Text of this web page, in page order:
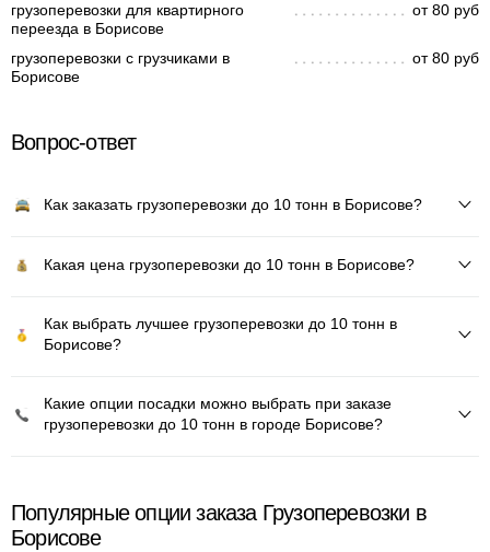
грузоперевозки для квартирного
переезда в Борисове
от 80 руб
грузоперевозки с грузчиками в
Борисове
от 80 руб
Вопрос-ответ
Как заказать грузоперевозки до 10 тонн в Борисове?
Какая цена грузоперевозки до 10 тонн в Борисове?
Как выбрать лучшее грузоперевозки до 10 тонн в
Борисове?
Какие опции посадки можно выбрать при заказе
грузоперевозки до 10 тонн в городе Борисове?
Популярные опции заказа Грузоперевозки в
Борисове